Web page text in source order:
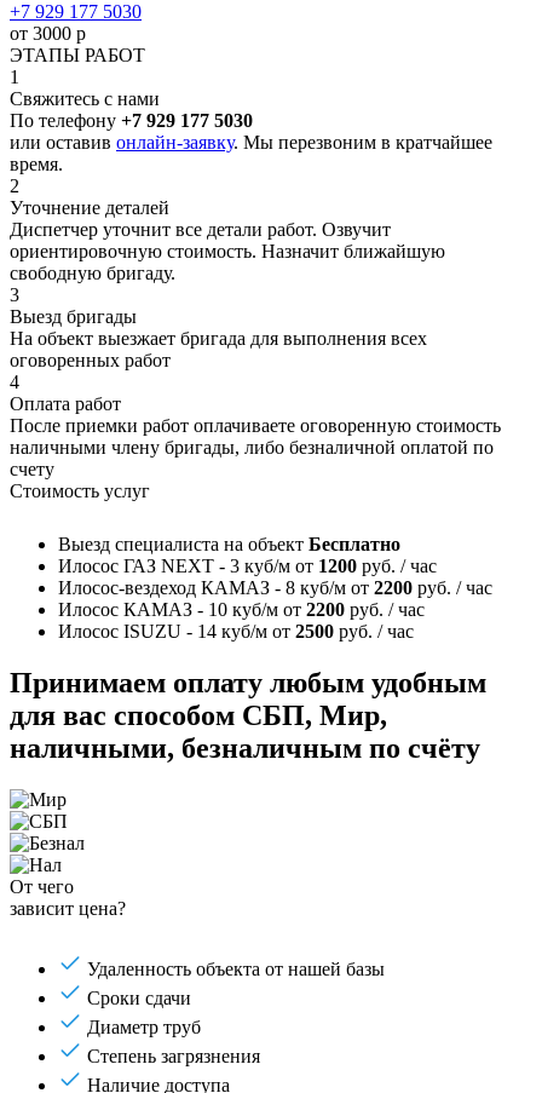
+7 929 177 5030
от 3000 р
ЭТАПЫ РАБОТ
1
Свяжитесь с нами
По телефону +7 929 177 5030
или оставив онлайн-заявку. Мы перезвоним в кратчайшее
время.
2
Уточнение деталей
Диспетчер уточнит все детали работ. Озвучит
ориентировочную стоимость. Назначит ближайшую
свободную бригаду.
3
Выезд бригады
На объект выезжает бригада для выполнения всех
оговоренных работ
4
Оплата работ
После приемки работ оплачиваете оговоренную стоимость
наличными члену бригады, либо безналичной оплатой по
счету
Стоимость услуг
Выезд специалиста на объект Бесплатно
Илосос ГАЗ NEXT - 3 куб/м от 1200 руб. / час
Илосос-вездеход КАМАЗ - 8 куб/м от 2200 руб. / час
Илосос КАМАЗ - 10 куб/м от 2200 руб. / час
Илосос ISUZU - 14 куб/м от 2500 руб. / час
Принимаем оплату любым удобным
для вас способом СБП, Мир,
наличными, безналичным по счёту
От чего
зависит цена?
Удаленность объекта от нашей базы
Сроки сдачи
Диаметр труб
Степень загрязнения
Наличие доступа